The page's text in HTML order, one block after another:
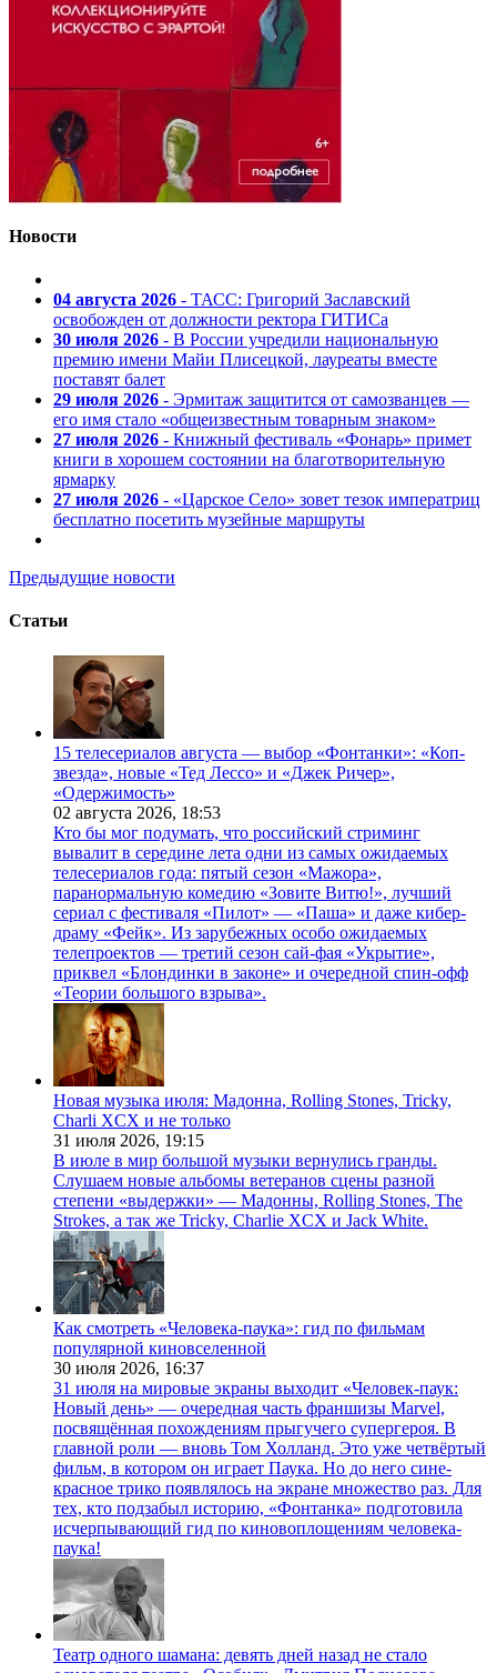
Новости
04 августа 2026 - ТАСС: Григорий Заславский
освобожден от должности ректора ГИТИСа
30 июля 2026 - В России учредили национальную
премию имени Майи Плисецкой, лауреаты вместе
поставят балет
29 июля 2026 - Эрмитаж защитится от самозванцев —
его имя стало «общеизвестным товарным знаком»
27 июля 2026 - Книжный фестиваль «Фонарь» примет
книги в хорошем состоянии на благотворительную
ярмарку
27 июля 2026 - «Царское Село» зовет тезок императриц
бесплатно посетить музейные маршруты
Предыдущие новости
Статьи
15 телесериалов августа — выбор «Фонтанки»: «Коп-
звезда», новые «Тед Лессо» и «Джек Ричер»,
«Одержимость»
02 августа 2026, 18:53
Кто бы мог подумать, что российский стриминг
вывалит в середине лета одни из самых ожидаемых
телесериалов года: пятый сезон «Мажора»,
паранормальную комедию «Зовите Витю!», лучший
сериал с фестиваля «Пилот» — «Паша» и даже кибер-
драму «Фейк». Из зарубежных особо ожидаемых
телепроектов — третий сезон сай-фая «Укрытие»,
приквел «Блондинки в законе» и очередной спин-офф
«Теории большого взрыва».
Новая музыка июля: Мадонна, Rolling Stones, Tricky,
Charli XCX и не только
31 июля 2026, 19:15
В июле в мир большой музыки вернулись гранды.
Слушаем новые альбомы ветеранов сцены разной
степени «выдержки» — Мадонны, Rolling Stones, The
Strokes, а так же Tricky, Charlie XCX и Jack White.
Как смотреть «Человека-паука»: гид по фильмам
популярной киновселенной
30 июля 2026, 16:37
31 июля на мировые экраны выходит «Человек-паук:
Новый день» — очередная часть франшизы Marvel,
посвящённая похождениям прыгучего супергероя. В
главной роли — вновь Том Холланд. Это уже четвёртый
фильм, в котором он играет Паука. Но до него сине-
красное трико появлялось на экране множество раз. Для
тех, кто подзабыл историю, «Фонтанка» подготовила
исчерпывающий гид по киновоплощениям человека-
паука!
Театр одного шамана: девять дней назад не стало